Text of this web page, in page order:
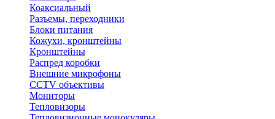
Коаксиальный
Разъемы, переходники
Блоки питания
Кожухи, кронштейны
Кронштейны
Распред коробки
Внешние микрофоны
CCTV объективы
Мониторы
Тепловизоры